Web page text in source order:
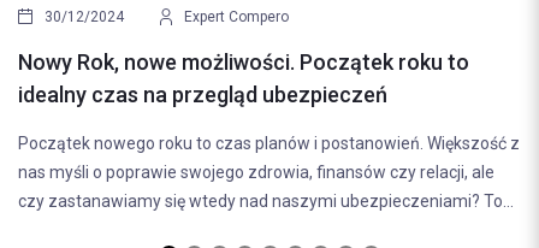
z
ale
To...
Rzeczoznawca majątkowy - sporządzi operat
mieszkanie
warto zdecydować się na jego usługi? Odpowiadamy na
najczęstsze pytania związane z procesem wyceny
do kredytu lub...